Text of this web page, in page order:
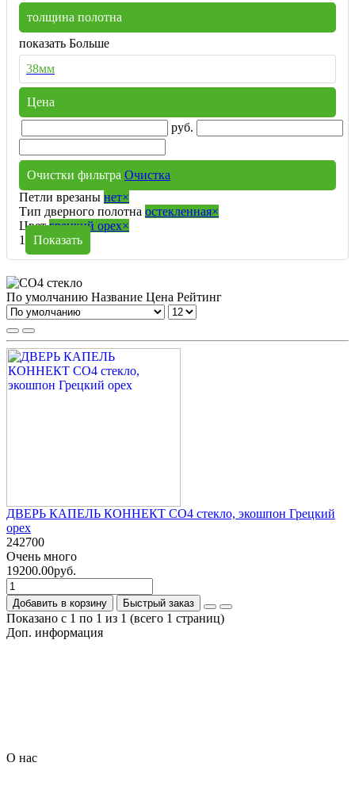
толщина полотна
показать Больше
38мм
Цена
руб.
Очистки фильтра Очистка
Петли врезаны нет×
Тип дверного полотна остекленная×
Цвет грецкий орех×
1
Показать
По умолчанию Название Цена Рейтинг
ДВЕРЬ КАПЕЛЬ КОННЕКТ СО4 стекло, экошпон Грецкий
орех
242700
Очень много
19200.00руб.
Добавить в корзину Быстрый заказ
Показано с 1 по 1 из 1 (всего 1 страниц)
Доп. информация
О нас